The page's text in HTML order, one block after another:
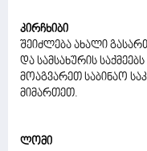
კირჩხიბი
შეიძლება ახალი
და სამსახურის
მოაგვარეთ საბინაო
მიმართეთ.
ლომი